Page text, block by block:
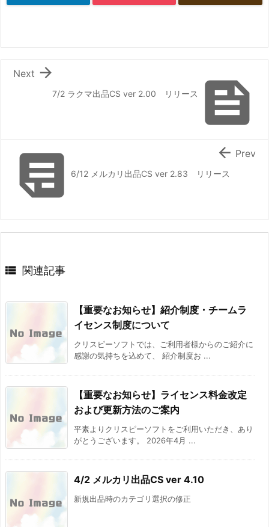

7/2 ラクマ出品CS ver 2.00 リリース

Next
6/12 メルカリ出品CS ver 2.83 リリース
 Prev
 関連記事
【重要なお知らせ】紹介制度・チームラ
イセンス制度について
クリスピーソフトでは、ご利用者様からのご紹介に
感謝の気持ちを込めて、 紹介制度お ...
【重要なお知らせ】ライセンス料金改定
および更新方法のご案内
平素よりクリスピーソフトをご利用いただき、あり
がとうございます。 2026年4月 ...
4/2 メルカリ出品CS ver 4.10
新規出品時のカテゴリ選択の修正